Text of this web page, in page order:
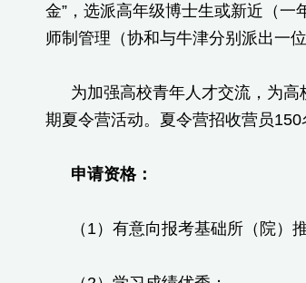
金”，选派高年级博士生或新近（
师制管理（协和与牛津分别派出一
为加强高校青年人才交流，为
期夏令营活动。夏令营招收营员150
申请资格：
（1）有意向报考基础所（院）